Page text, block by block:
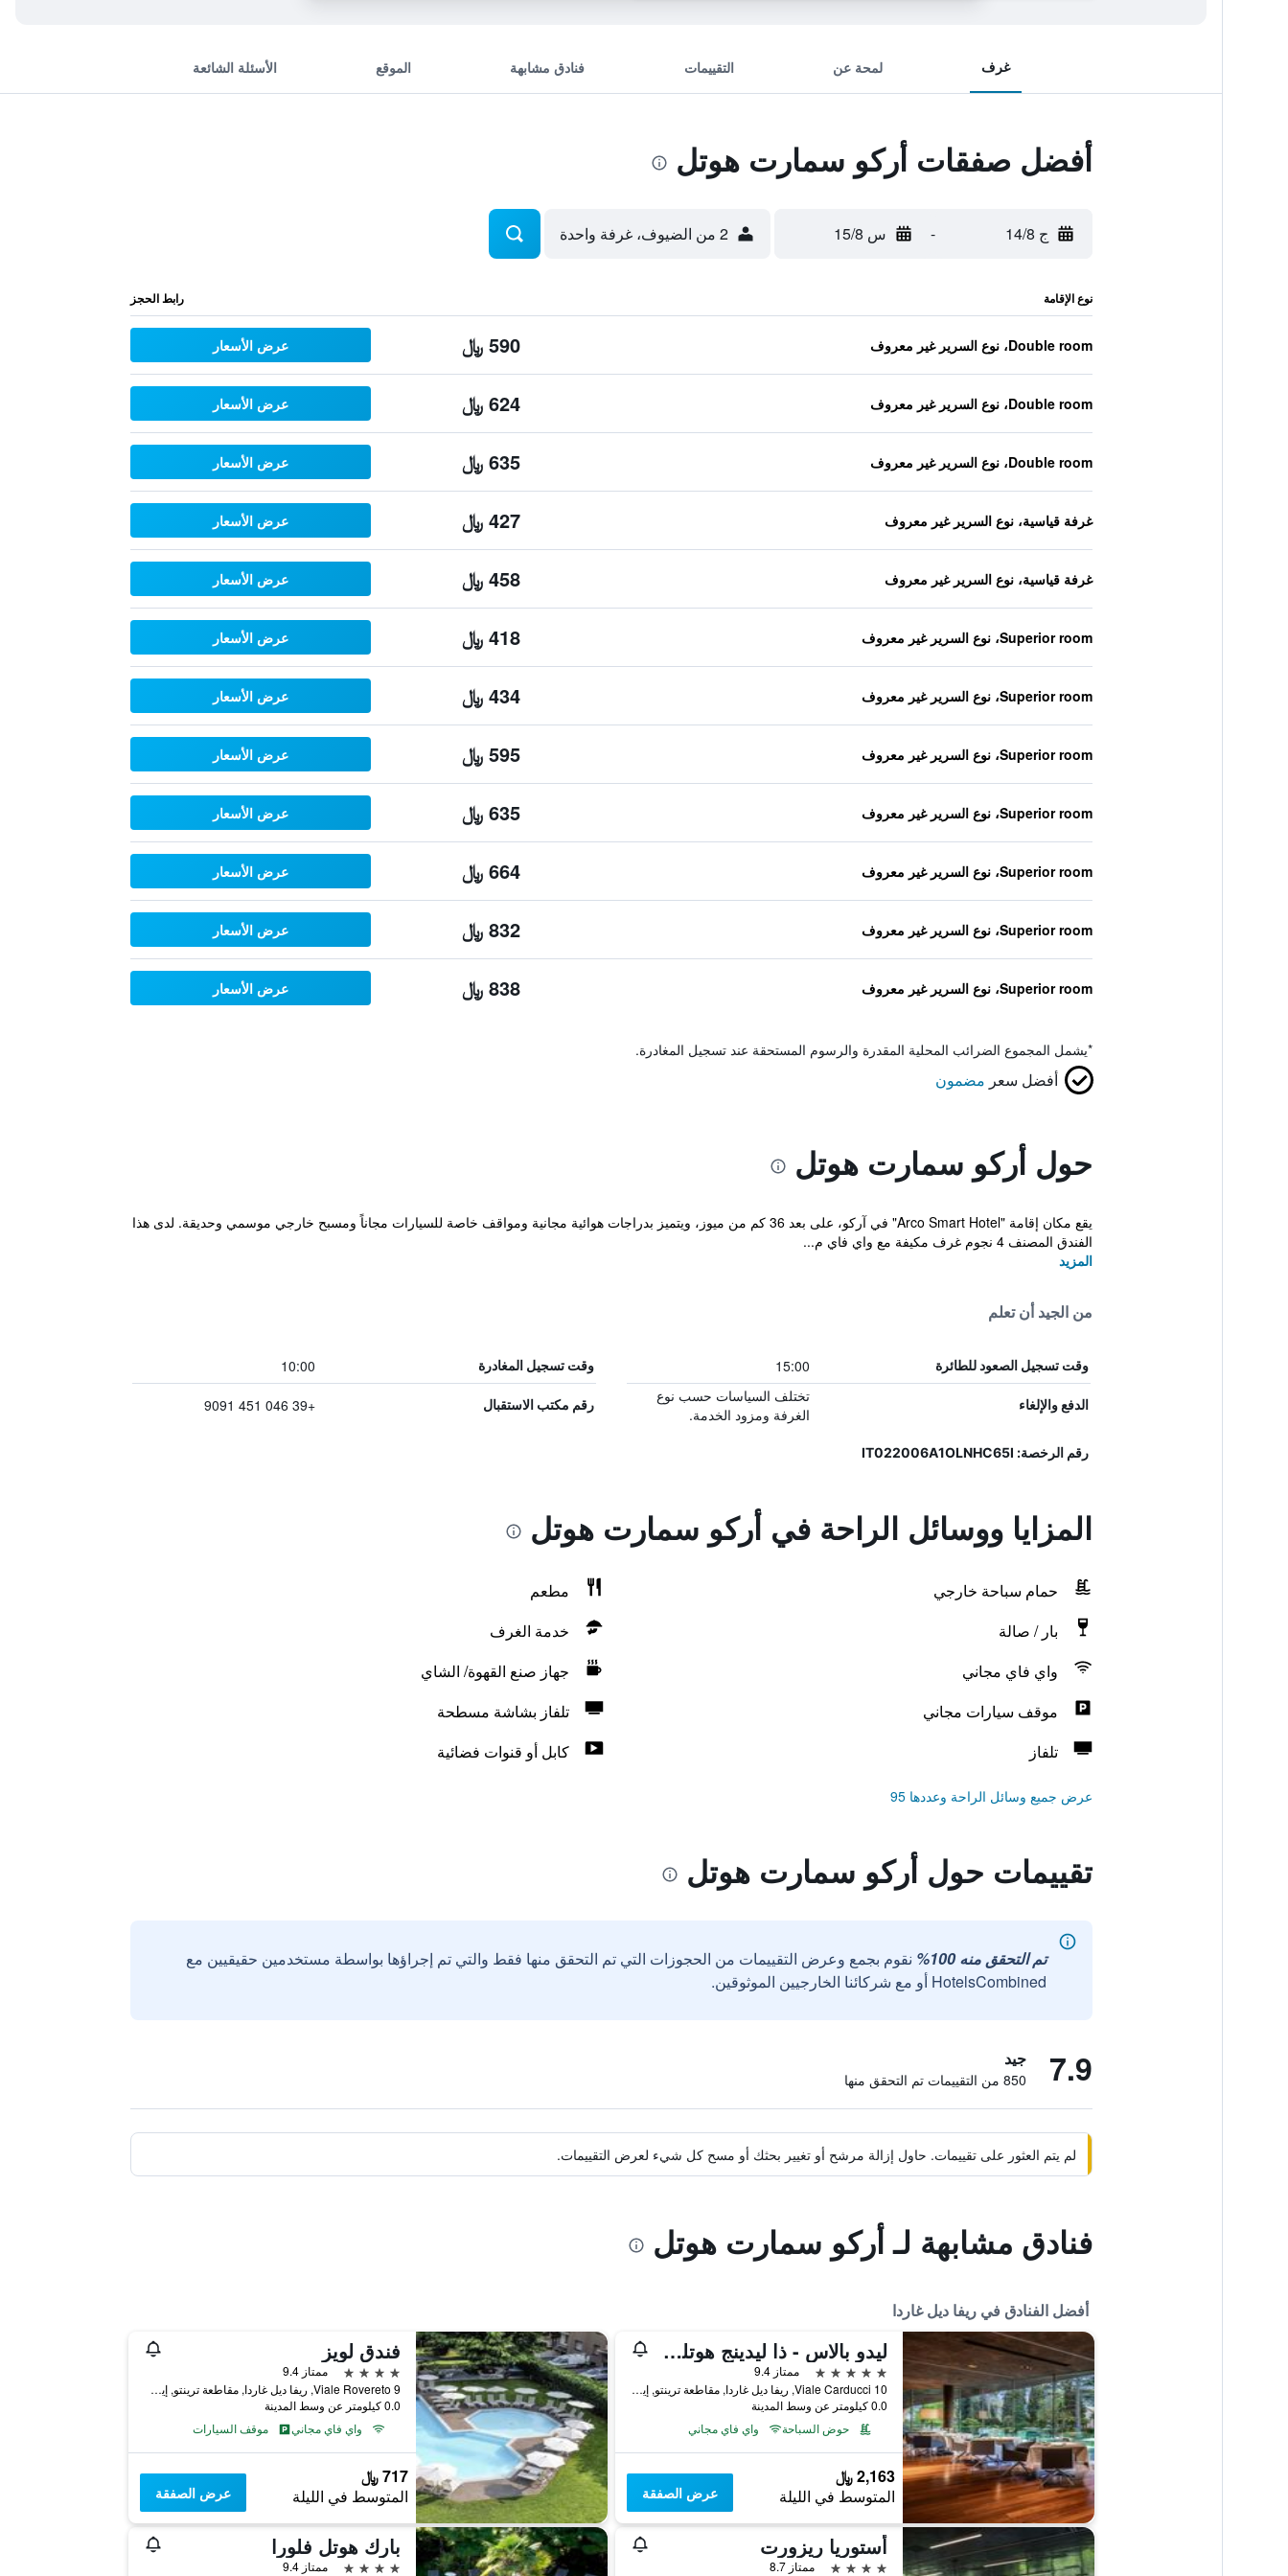
غرف لمحة عن التقييمات فنادق مشابهة الموقع الأسئلة الشائعة
أفضل صفقات أركو سمارت هوتل
ج 14/8 - س 15/8 2 من الضيوف، غرفة واحدة
نوع الإقامة رابط الحجز
Double room، نوع السرير غير معروف 590 ﷼ عرض الأسعار
Double room، نوع السرير غير معروف 624 ﷼ عرض الأسعار
Double room، نوع السرير غير معروف 635 ﷼ عرض الأسعار
غرفة قياسية، نوع السرير غير معروف 427 ﷼ عرض الأسعار
غرفة قياسية، نوع السرير غير معروف 458 ﷼ عرض الأسعار
Superior room، نوع السرير غير معروف 418 ﷼ عرض الأسعار
Superior room، نوع السرير غير معروف 434 ﷼ عرض الأسعار
Superior room، نوع السرير غير معروف 595 ﷼ عرض الأسعار
Superior room، نوع السرير غير معروف 635 ﷼ عرض الأسعار
Superior room، نوع السرير غير معروف 664 ﷼ عرض الأسعار
Superior room، نوع السرير غير معروف 832 ﷼ عرض الأسعار
Superior room، نوع السرير غير معروف 838 ﷼ عرض الأسعار
*يشمل المجموع الضرائب المحلية المقدرة والرسوم المستحقة عند تسجيل المغادرة.
أفضل سعر مضمون
حول أركو سمارت هوتل
يقع مكان إقامة "Arco Smart Hotel" في آركو، على بعد 36 كم من ميوز، ويتميز بدراجات هوائية مجانية ومواقف خاصة للسيارات مجاناً ومسبح خارجي موسمي وحديقة. لدى هذا
الفندق المصنف 4 نجوم غرف مكيفة مع واي فاي م...
المزيد
من الجيد أن تعلم
وقت تسجيل الصعود للطائرة 15:00 وقت تسجيل المغادرة 10:00
الدفع والإلغاء
تختلف السياسات حسب نوع
الغرفة ومزود الخدمة.
رقم مكتب الاستقبال +39 046 451 9091
رقم الرخصة: IT022006A1OLNHC65I
المزايا ووسائل الراحة في أركو سمارت هوتل
حمام سباحة خارجي
مطعم
بار / صالة
خدمة الغرف
واي فاي مجاني
جهاز صنع القهوة/ الشاي
موقف سيارات مجاني
تلفاز بشاشة مسطحة
تلفاز
كابل أو قنوات فضائية
عرض جميع وسائل الراحة وعددها 95
تقييمات حول أركو سمارت هوتل
تم التحقق منه 100%
نقوم بجمع وعرض التقييمات من الحجوزات التي تم التحقق منها فقط والتي تم إجراؤها بواسطة مستخدمين حقيقيين مع
HotelsCombined أو مع شركائنا الخارجيين الموثوقين.
7.9 جيد
850 من التقييمات تم التحقق منها
لم يتم العثور على تقييمات. حاول إزالة مرشح أو تغيير بحثك أو مسح كل شيء لعرض التقييمات.
فنادق مشابهة لـ أركو سمارت هوتل
أفضل الفنادق في ريفا ديل غاردا
ليدو بالاس - ذا ليدينج هوتلز أوف ذا وورلد
5 نجوم
ممتاز 9.4
Viale Carducci 10, ريفا ديل غاردا, مقاطعة ترينتو, إيطاليا
0.0 كيلومتر عن وسط المدينة
حوض السباحة
واي فاي مجاني
2,163 ﷼
المتوسط في الليلة عرض الصفقة
فندق لويز
4 نجوم
ممتاز 9.4
Viale Rovereto 9, ريفا ديل غاردا, مقاطعة ترينتو, إيطاليا
0.0 كيلومتر عن وسط المدينة
واي فاي مجاني
موقف السيارات
717 ﷼
المتوسط في الليلة عرض الصفقة
أستوريا ريزورت
4 نجوم ممتاز 8.7
بارك هوتل فلورا
4 نجوم ممتاز 9.4